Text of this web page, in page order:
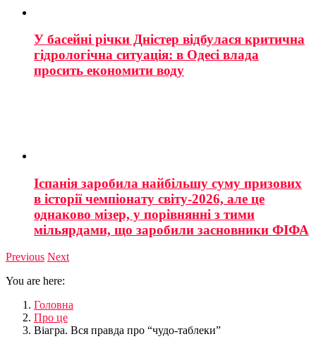
У басейні річки Дністер відбулася критична
гідрологічна ситуація: в Одесі влада
просить економити воду
Іспанія заробила найбільшу суму призових
в історії чемпіонату світу-2026, але це
однаково мізер, у порівнянні з тими
мільярдами, що заробили засновники ФІФА
Previous Next
You are here:
Головна
Про це
Віагра. Вся правда про “чудо-таблеки”